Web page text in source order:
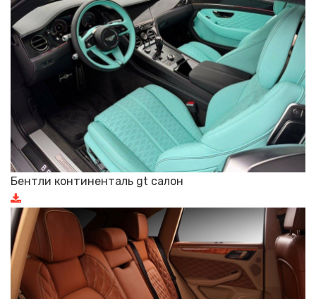
Бентли континенталь gt салон